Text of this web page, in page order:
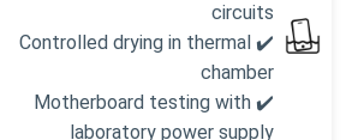
circuits
✔️ Controlled drying in thermal
chamber
✔️ Motherboard testing with
laboratory power supply